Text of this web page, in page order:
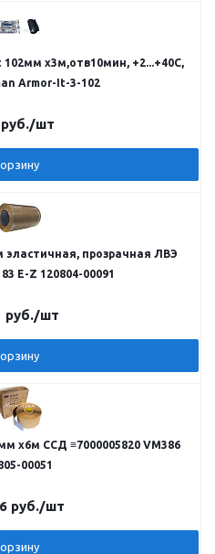
х3м,отв10мин, +2...+40С,
Armor-It-3-102
руб./шт
прозрачная ЛВЭ
E-Z 120804-00091
руб./шт
х6м ССД ≡7000005820 VM386
00051
руб./шт